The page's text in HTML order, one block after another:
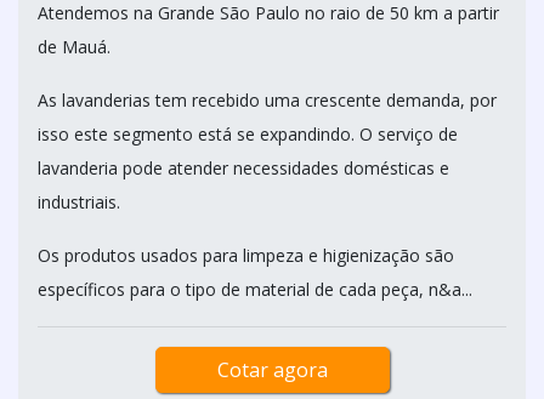
Atendemos na Grande São Paulo no raio de 50 km a partir
de Mauá.
As lavanderias tem recebido uma crescente demanda, por
isso este segmento está se expandindo. O serviço de
lavanderia pode atender necessidades domésticas e
industriais.
Os produtos usados para limpeza e higienização são
específicos para o tipo de material de cada peça, n&a...
Cotar agora